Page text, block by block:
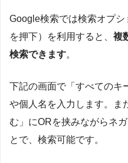
Google検索では検索オプ
を押下）を利用すると、 複
検索できます。
下記の画面で「すべてのキ
や個人名を入力します。ま
む」にORを挟みながらネ
とで、検索可能です。